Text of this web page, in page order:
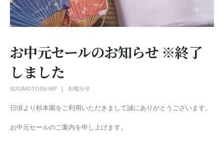
お中元セールのお知らせ ※終了
しました
SUGIMOTOEN-WP お知らせ
日頃より杉本園をご利用いただきまして誠にありがとうございます。
お中元セールのご案内を申し上げます。